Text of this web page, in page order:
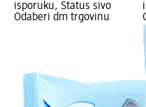
isporuku, Status sivo
Odaberi dm trgovinu